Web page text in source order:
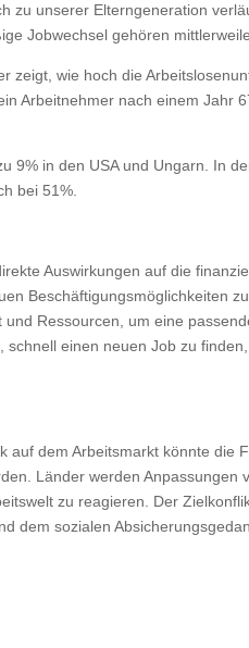
zu unserer Elterngeneration
Jobwechsel gehören
zeigt, wie hoch die
Arbeitnehmer nach einem Jahr
9% in den USA und Ungarn. In
bei 51%.
Auswirkungen auf die
Beschäftigungsmöglichkeiten
Ressourcen, um eine
einen neuen Job zu
auf dem Arbeitsmarkt könnte die
Länder werden Anpassungen
zu reagieren. Der
dem sozialen